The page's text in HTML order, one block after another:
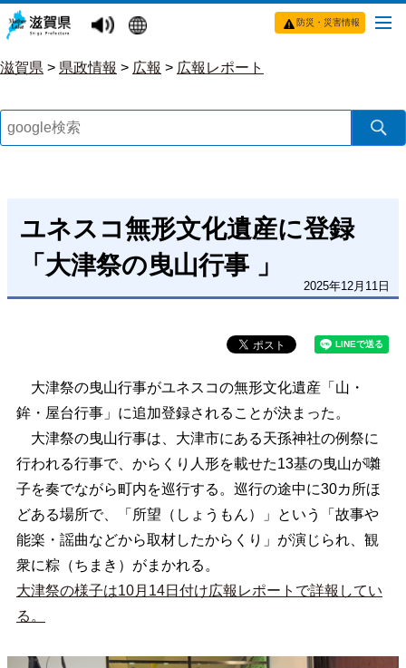
防災・災害情報
滋賀県 > 県政情報 > 広報 > 広報レポート
ユネスコ無形文化遺産に登録
「大津祭の曳山行事 」
2025年12月11日
大津祭の曳山行事がユネスコの無形文化遺産「山・
鉾・屋台行事」に追加登録されることが決まった。
大津祭の曳山行事は、大津市にある天孫神社の例祭に
行われる行事で、からくり人形を載せた13基の曳山が囃
子を奏でながら町内を巡行する。巡行の途中に30カ所ほ
どある場所で、「所望（しょうもん）」という「故事や
能楽・謡曲などから取材したからくり」が演じられ、観
衆に粽（ちまき）がまかれる。
大津祭の様子は10月14日付け広報レポートで詳報してい
る。